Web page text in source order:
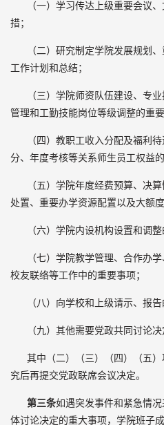
（一）学习传达上级重要会议
措；
（二）研究制定学院发展规划
工作计划和总结；
（三）学院师资队伍建设、专
管理和工勤技能岗位等级调整的重要
（四）教职工收入分配及福利
分、年度考核等关系师生员工权益的
（五）学院年度经费预算、决
处置、重要办学资源配置以及大额
（六）学院内设机构设置和调整
（七）学院教学管理、合作办
校友联络等工作中的重要事项；
（八）向学校和上级请示、报告
（九）其他需要党政共同讨论决
其中（二）（三）（四）（五
究后再提交党政联席会议决定。
第三条如遇突发事件和紧急情
体讨论决定的重大事项，学院班子